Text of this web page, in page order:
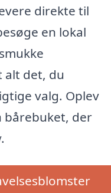
direkte til
en lokal
alt det, du
valg. Oplev
bårebuket, der